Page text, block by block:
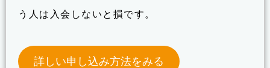
う人は入会しないと損です。
詳しい申し込み方法をみる